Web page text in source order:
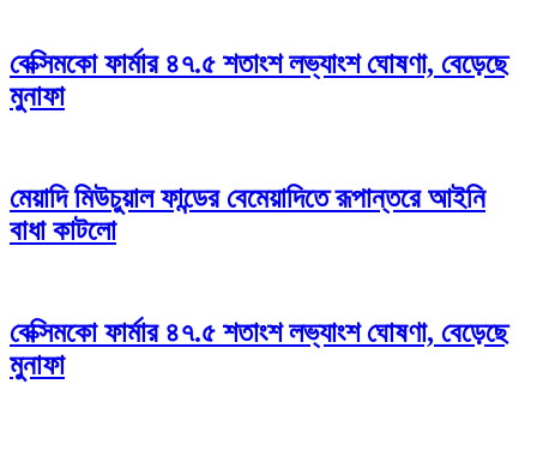
বেক্সিমকো ফার্মার ৪৭.৫ শতাংশ লভ্যাংশ ঘোষণা, বেড়েছে
মুনাফা
মেয়াদি মিউচুয়াল ফান্ডের বেমেয়াদিতে রূপান্তরে আইনি
বাধা কাটলো
বেক্সিমকো ফার্মার ৪৭.৫ শতাংশ লভ্যাংশ ঘোষণা, বেড়েছে
মুনাফা